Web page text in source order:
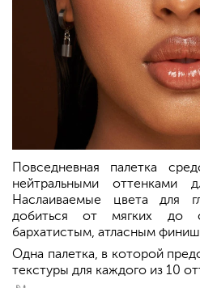
Повседневная палетка
нейтральными
Наслаиваемые цвета для
добиться от мягких до
бархатистым, атласным
Одна палетка, в которой
текстуры для каждого из 10